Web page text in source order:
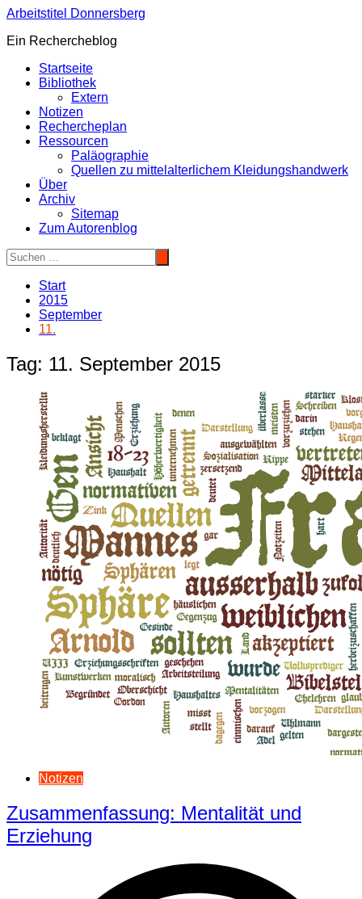
Zum
springen
Arbeitstitel Donnersberg
Ein Rechercheblog
Startseite
Bibliothek
Extern
Notizen
Rechercheplan
Ressourcen
Paläographie
Quellen zu mittelalterlichem Kleidungshandwerk
Über
Archiv
Sitemap
Zum Autorenblog
Start
2015
September
11.
Tag: 11. September 2015
Notizen
Zusammenfassung: Mentalität und
Erziehung